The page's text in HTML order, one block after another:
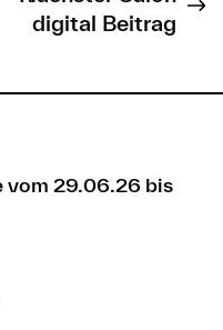
digital Beitrag
vom 29.06.26 bis